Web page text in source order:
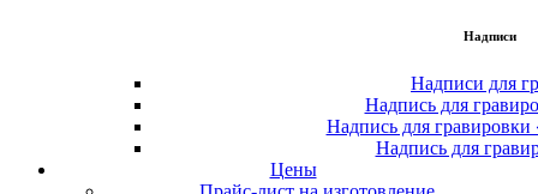
Надписи
Надписи для
Надпись для
Надпись для
Надпись для
Цены